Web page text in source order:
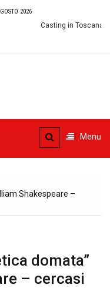
2026
Casting in Toscana: Si
Menu
Shakespeare –
domata”
– cercasi